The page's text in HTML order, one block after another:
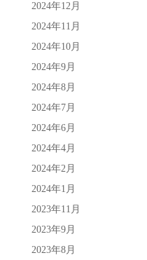
2024年12月
2024年11月
2024年10月
2024年9月
2024年8月
2024年7月
2024年6月
2024年4月
2024年2月
2024年1月
2023年11月
2023年9月
2023年8月